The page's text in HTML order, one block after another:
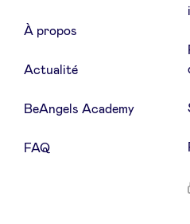
À propos
Actualité
BeAngels Academy
FAQ